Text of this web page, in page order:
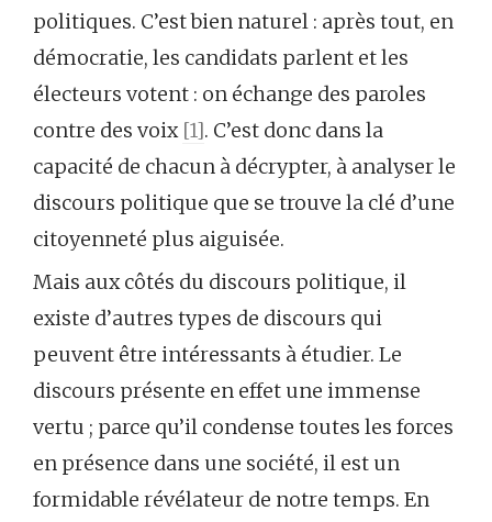
politiques. C’est bien naturel : après tout, en
démocratie, les candidats parlent et les
électeurs votent : on échange des paroles
contre des voix [1]. C’est donc dans la
capacité de chacun à décrypter, à analyser le
discours politique que se trouve la clé d’une
citoyenneté plus aiguisée.
Mais aux côtés du discours politique, il
existe d’autres types de discours qui
peuvent être intéressants à étudier. Le
discours présente en effet une immense
vertu ; parce qu’il condense toutes les forces
en présence dans une société, il est un
formidable révélateur de notre temps. En